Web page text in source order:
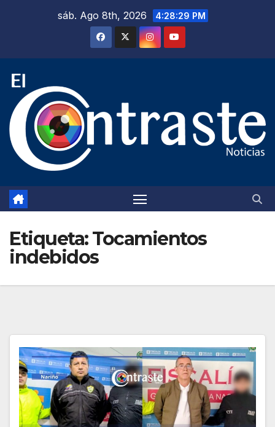
sáb. Ago 8th, 2026 4:28:30 PM
Etiqueta:Tocamientos
indebidos